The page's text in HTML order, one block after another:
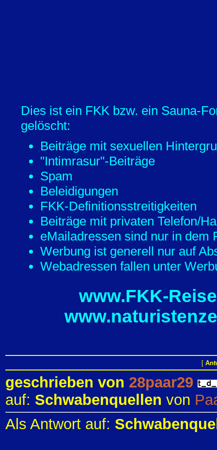
Dies ist ein FKK bzw. ein Sauna-
gelöscht:
Beiträge mit sexuellen
"Intimrasur"-Beiträge
Spam
Beleidigungen
FKK-Definitionsstreitigkeiten
Beiträge mit privaten Telefon/
eMailadressen sind nur in dem
Werbung ist generell nur auf
Webadressen fallen unter
www.FKK-
[
geschrieben von 28paar29
auf: Schwabenquellen von
Als Antwort auf: